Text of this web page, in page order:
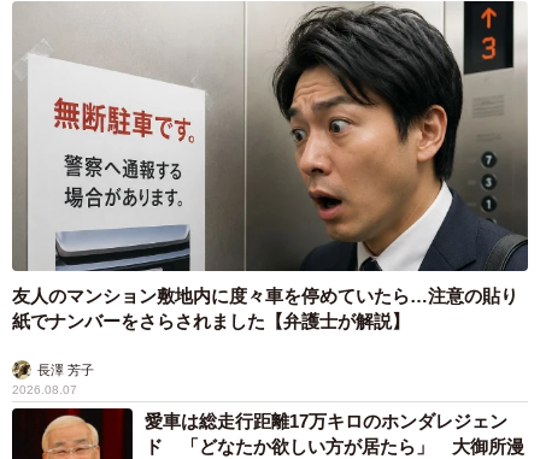
4/5
かつて都内に展開していた牛丼太郎。2012年の倒産後にリスタートした
丼太郎も今や残り1店舗に（隼のぶをさん提供）
「野方の駅前にあっていつも２つテイクアウトして独りで
食べてたw」
友人のマンション敷地内に度々車を停めていたら…注意の貼り
紙でナンバーをさらされました【弁護士が解説】
長澤 芳子
2026.08.07
愛車は総走行距離17万キロのホンダレジェン
ド 「どなたか欲しい方が居たら」 大御所漫